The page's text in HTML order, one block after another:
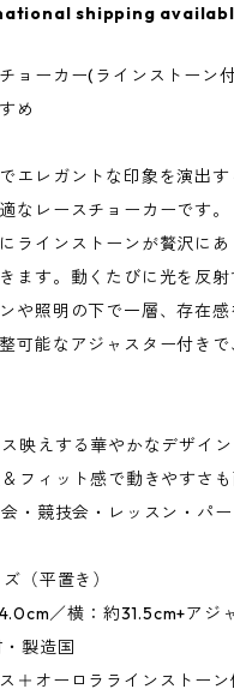
shipping
ョーカー(ラインストーン
め
エレガントな印象を演出
なレースチョーカーです。
ラインストーンが贅沢に
ます。動くたびに光を反
や照明の下で一層、存在感
可能なアジャスター付き
映えする華やかなデザイン
フィット感で動きやすさ
・競技会・レッスン・パ
（平置き）
／横：約31.5cm+アジ
製造国
＋オーロララインストーン